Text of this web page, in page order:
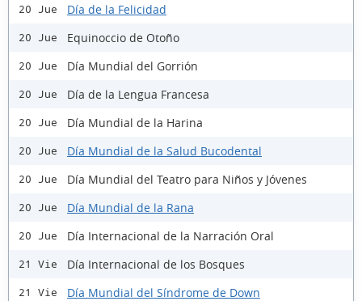
20 Jue Día de la Felicidad
20 Jue Equinoccio de Otoño
20 Jue Día Mundial del Gorrión
20 Jue Día de la Lengua Francesa
20 Jue Día Mundial de la Harina
20 Jue Día Mundial de la Salud Bucodental
20 Jue Día Mundial del Teatro para Niños y Jóvenes
20 Jue Día Mundial de la Rana
20 Jue Día Internacional de la Narración Oral
21 Vie Día Internacional de los Bosques
21 Vie Día Mundial del Síndrome de Down